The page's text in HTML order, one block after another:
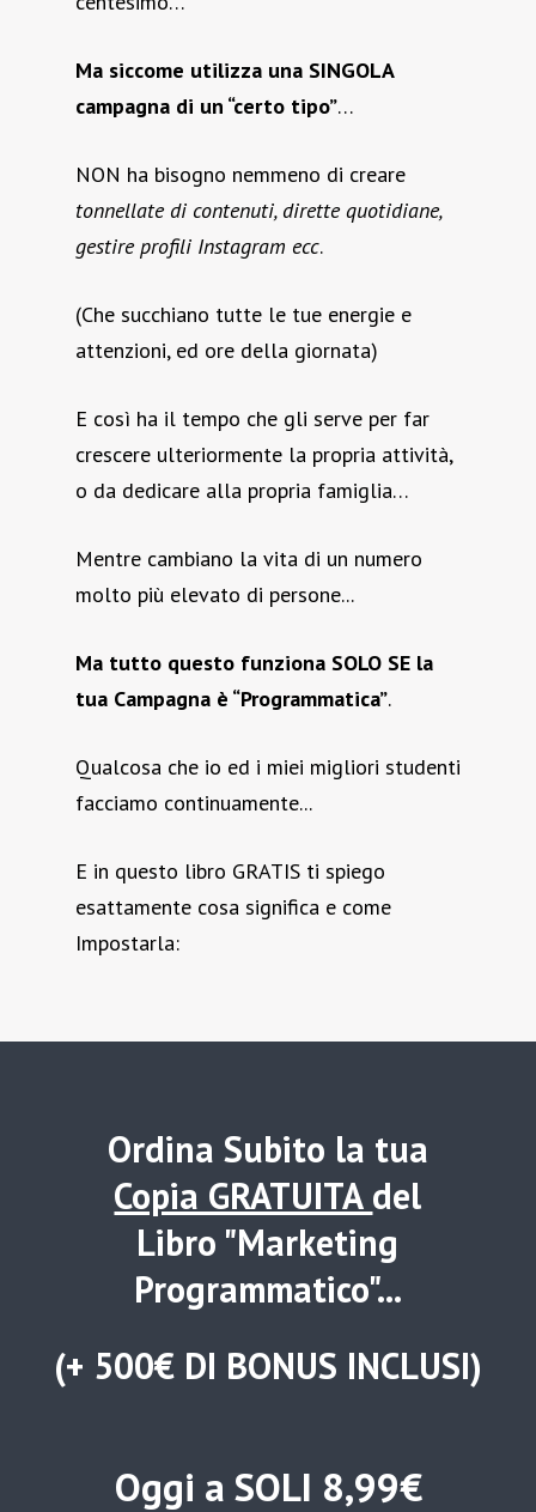
Ma siccome utilizza una SINGOLA
campagna di un “certo tipo”…
NON ha bisogno nemmeno di creare
tonnellate di contenuti, dirette quotidiane,
gestire profili Instagram ecc.
(Che succhiano tutte le tue energie e
attenzioni, ed ore della giornata)
E così ha il tempo che gli serve per far
crescere ulteriormente la propria attività,
o da dedicare alla propria famiglia…
Mentre cambiano la vita di un numero
molto più elevato di persone...
Ma tutto questo funziona SOLO SE la
tua Campagna è “Programmatica”.
Qualcosa che io ed i miei migliori studenti
facciamo continuamente...
E in questo libro GRATIS ti spiego
esattamente cosa significa e come
Impostarla:
Ordina Subito la tua
Copia GRATUITA del
Libro "Marketing
Programmatico"...
(+ 500€ DI BONUS INCLUSI)
Oggi a SOLI 8,99€